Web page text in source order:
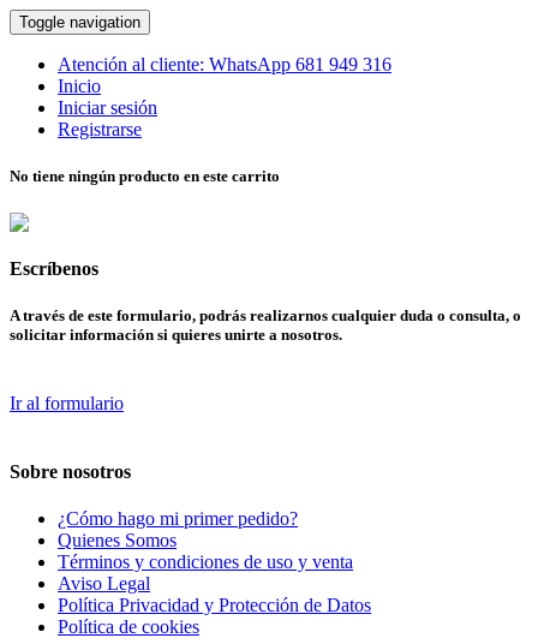
Toggle navigation
Atención al cliente: WhatsApp 681 949 316
Inicio
Iniciar sesión
Registrarse
No tiene ningún producto en este carrito
Escríbenos
A través de este formulario, podrás realizarnos cualquier duda o consulta, o
solicitar información si quieres unirte a nosotros.
Ir al formulario
Sobre nosotros
¿Cómo hago mi primer pedido?
Quienes Somos
Términos y condiciones de uso y venta
Aviso Legal
Política Privacidad y Protección de Datos
Política de cookies